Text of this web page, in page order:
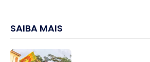
SAIBA MAIS